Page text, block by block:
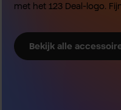
met het 123 Deal-logo.
Bekijk alle